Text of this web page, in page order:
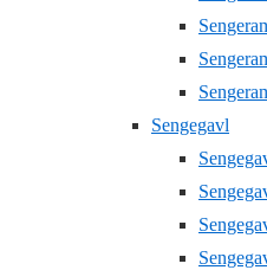
Sengegavl